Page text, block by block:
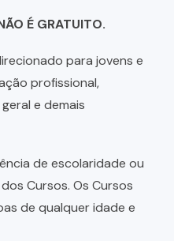
É GRATUITO.
para jovens e
profissional,
e demais
de escolaridade ou
Cursos. Os Cursos
de qualquer idade e